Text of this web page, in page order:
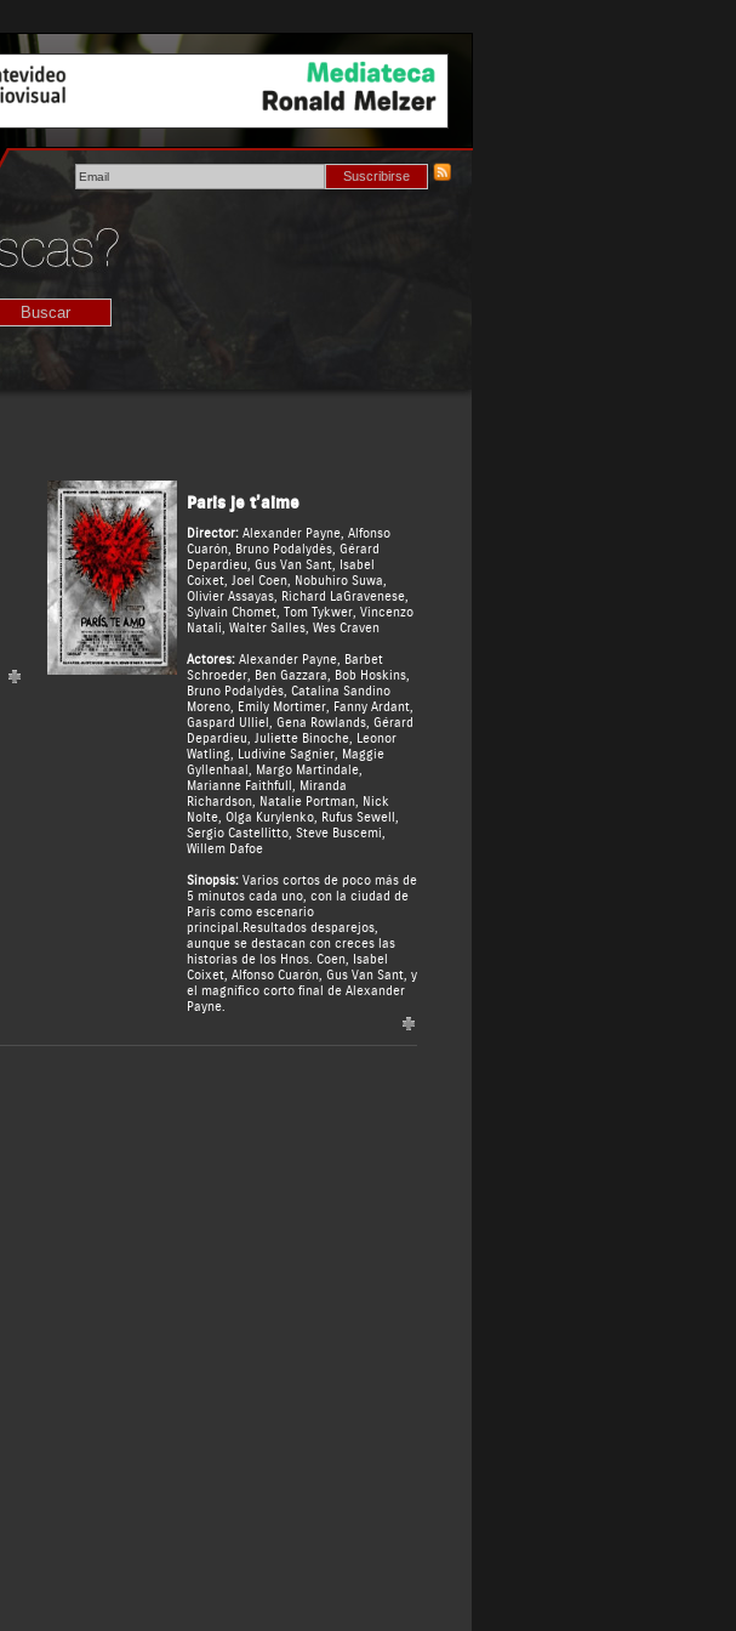
Paris je t’aime
Director: Alexander Payne, Alfonso
Cuarón, Bruno Podalydès, Gérard
Depardieu, Gus Van Sant, Isabel
Coixet, Joel Coen, Nobuhiro Suwa,
Olivier Assayas, Richard LaGravenese,
Sylvain Chomet, Tom Tykwer, Vincenzo
Natali, Walter Salles, Wes Craven
Actores: Alexander Payne, Barbet
Schroeder, Ben Gazzara, Bob Hoskins,
Bruno Podalydès, Catalina Sandino
Moreno, Emily Mortimer, Fanny Ardant,
Gaspard Ulliel , Gena Rowlands, Gérard
Depardieu, Juliette Binoche, Leonor
Watling, Ludivine Sagnier, Maggie
Gyllenhaal , Margo Martindale,
Marianne Faithfull , Miranda
Richardson, Natalie Portman, Nick
Nolte, Olga Kurylenko, Rufus Sewell ,
Sergio Castellitto, Steve Buscemi,
Willem Dafoe
Sinopsis:Varios cortos de poco más de
5 minutos cada uno, con la ciudad de
París como escenario
principal.Resultados desparejos,
aunque se destacan con creces las
historias de los Hnos. Coen, Isabel
Coixet, Alfonso Cuarón, Gus Van Sant, y
el magnífico corto final de Alexander
Payne.